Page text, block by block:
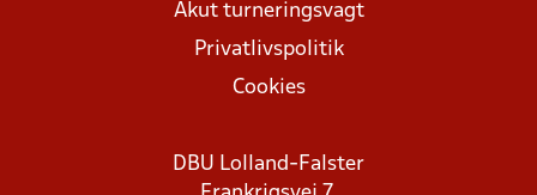
Akut turneringsvagt
Privatlivspolitik
Cookies
DBU Lolland-Falster